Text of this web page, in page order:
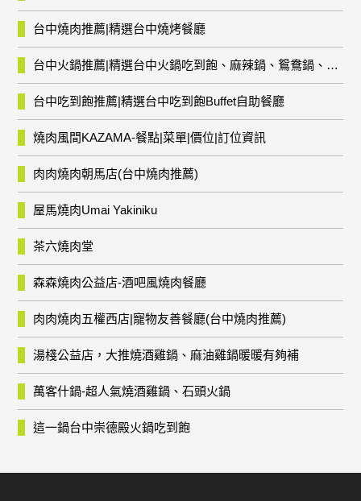
台中燒肉推薦|精選台中燒烤餐廳
台中火鍋推薦|精選台中火鍋吃到飽、麻辣鍋、鴛鴦鍋、石頭火鍋、酸菜白肉鍋、海鮮鍋、燒酒雞、麻油雞、壽喜燒等熱門人氣火鍋店!
台中吃到飽推薦|精選台中吃到飽Buffet自助餐廳
燒肉風間KAZAMA-餐點|菜單|價位|訂位資訊
肉肉燒肉朝馬店(台中燒肉推薦)
屋馬燒肉Umai Yakiniku
茶六燒肉堂
森森燒肉公益店-酒吧風燒肉餐廳
肉肉燒肉五權西店|寵物友善餐廳(台中燒肉推薦)
湯棧公益店，大推燒酒雞鍋、麻油雞鍋暖暖有夠補
萬客什鍋-超人氣燒酒雞鍋、石頭火鍋
這一鍋台中崇德殿火鍋吃到飽